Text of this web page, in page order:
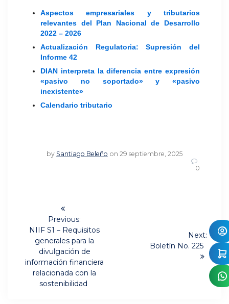
Aspectos empresariales y tributarios
relevantes del Plan Nacional de Desarrollo
2022 – 2026
Actualización Regulatoria: Supresión del
Informe 42
DIAN interpreta la diferencia entre expresión
«pasivo no soportado» y «pasivo
inexistente»
Calendario tributario
by Santiago Beleño on 29 septiembre, 2025
0
Navegación
entradas
Previous:
Previous
post:
NIIF S1 – Requisitos
generales para la
divulgación de
información financiera
relacionada con la
sostenibilidad
Next:
Boletín No. 225